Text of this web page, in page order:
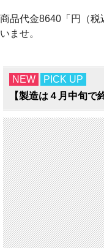
商品代金8640「円（税
いませ。
NEW
PICK UP
【製造は４月中旬で